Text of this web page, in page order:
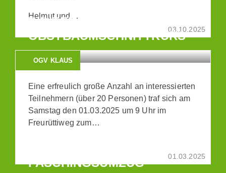
Helmut und…
03.10.2025
WINTER/FRÜHJAHRS-
OBSTBAUMSCHNITTKURS
OGV KLAUS
Eine erfreulich große Anzahl an interessierten
Teilnehmern (über 20 Personen) traf sich am
Samstag den 01.03.2025 um 9 Uhr im
Freurüttiweg zum…
01.03.2025
FASCHINGSUMZUG